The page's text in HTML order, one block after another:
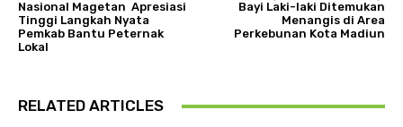
Nasional Magetan Apresiasi
Tinggi Langkah Nyata
Pemkab Bantu Peternak
Lokal
Bayi Laki-laki Ditemukan
Menangis di Area
Perkebunan Kota Madiun
RELATED ARTICLES